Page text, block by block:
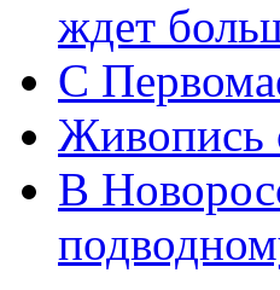
ждет
C
Живопись
В